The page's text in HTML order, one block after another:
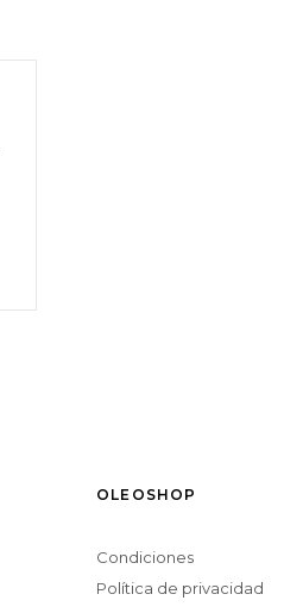
OLEOSHOP
Condiciones
Política de privacidad